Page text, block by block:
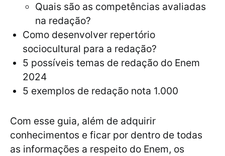
Quais são as competências avaliadas
na redação?
Como desenvolver repertório
sociocultural para a redação?
5 possíveis temas de redação do Enem
2024
5 exemplos de redação nota 1.000
Com esse guia, além de adquirir
conhecimentos e ficar por dentro de todas
as informações a respeito do Enem, os